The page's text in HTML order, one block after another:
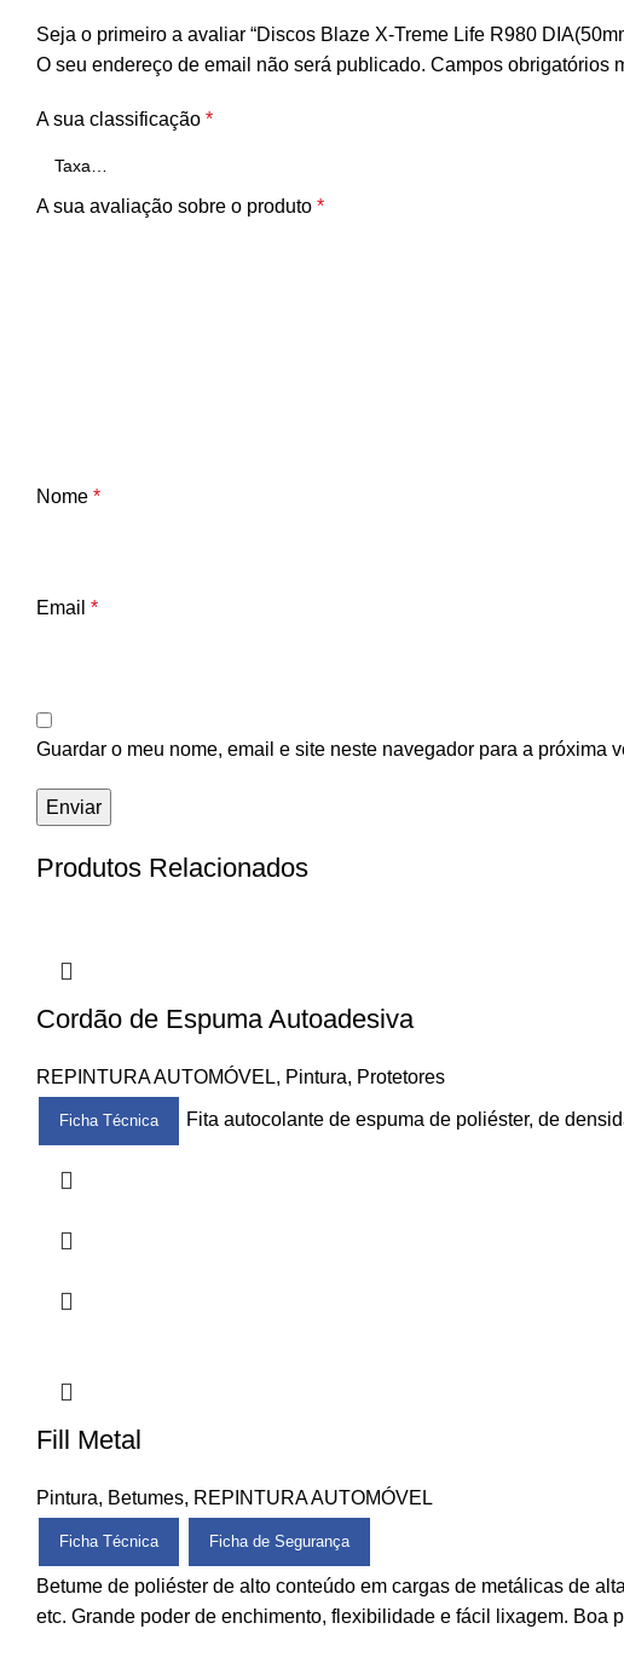
Seja o primeiro a avaliar “Discos Blaze X-Treme Life R980
O seu endereço de email não será publicado. Campos obrigatórios
A sua classificação *
A sua avaliação sobre o produto *
Nome *
Email *
Guardar o meu nome, email e site neste navegador para a próxima
Produtos Relacionados
Cordão de Espuma Autoadesiva
REPINTURA AUTOMÓVEL, Pintura, Protetores
Ficha Técnica Fita autocolante de espuma de poliéster, de
Fill Metal
Pintura, Betumes, REPINTURA AUTOMÓVEL
Ficha Técnica Ficha de Segurança
Betume de poliéster de alto conteúdo em cargas de metálicas de
etc. Grande poder de enchimento, flexibilidade e fácil lixagem. Boa